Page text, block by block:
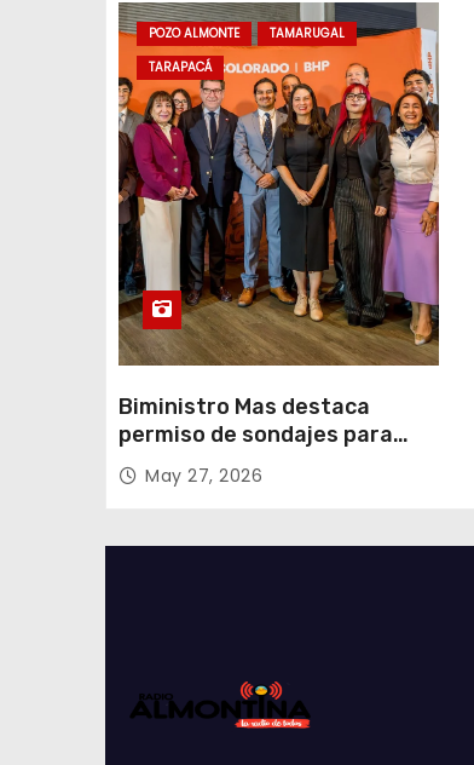
n
t
r
a
d
a
s
POZO ALMONTE
TAMARUGAL
TARAPACÁ
Biministro Mas destaca
permiso de sondajes para
Cerro Colorado
May 27, 2026